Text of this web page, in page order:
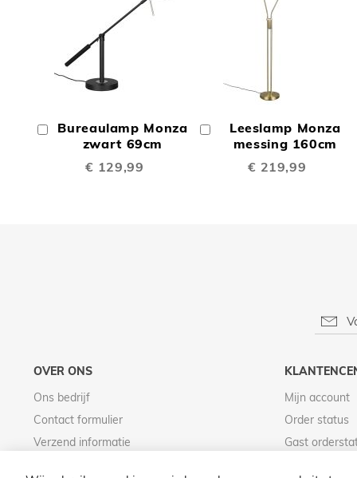
Bureaulamp Monza
zwart 69cm
€ 129,99
In
Winkelwagen
TOEVOEGEN
TE
Leeslamp Monza
messing 160cm
€ 219,99
Winkelwagen
TE
OVER ONS
Ons bedrijf
Contact formulier
Verzend informatie
Mijn account
Order status
Gast